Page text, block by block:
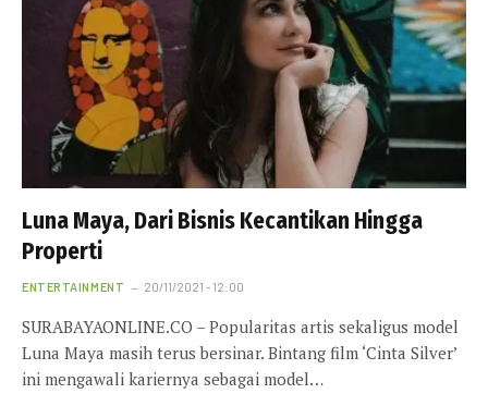
Luna Maya, Dari Bisnis Kecantikan Hingga
Properti
ENTERTAINMENT 20/11/2021 - 12:00
SURABAYAONLINE.CO – Popularitas artis sekaligus model
Luna Maya masih terus bersinar. Bintang film ‘Cinta Silver’
ini mengawali kariernya sebagai model…